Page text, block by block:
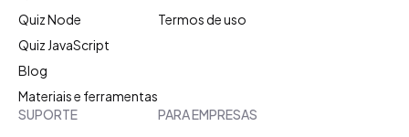
Quiz Node
Quiz JavaScript
Blog
Materiais e ferramentas
Termos de uso
SUPORTE
PARA EMPRESAS